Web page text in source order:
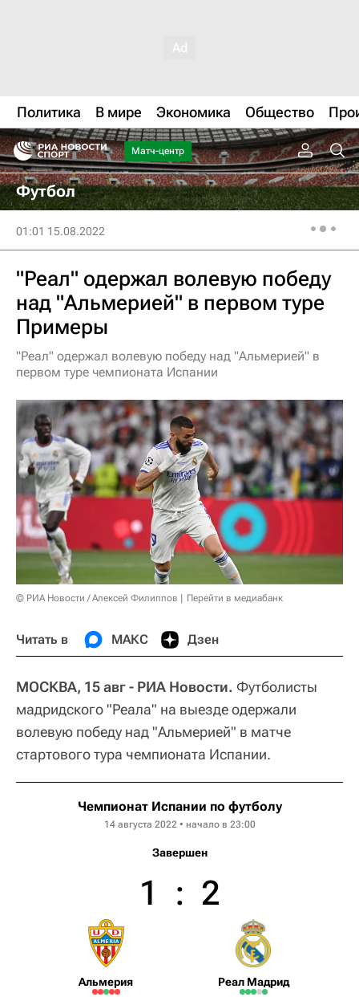
Политика В мире Экономика Общество
Матч-центр
Футбол
01:01 15.08.2022
"Реал" одержал волевую победу
над "Альмерией" в первом туре
Примеры
"Реал" одержал волевую победу над "Альмерией" в
первом туре чемпионата Испании
© РИА Новости / Алексей Филиппов Перейти в медиабанк
Читать в МАКС Дзен
МОСКВА, 15 авг - РИА Новости. Футболисты
мадридского "Реала" на выезде одержали
волевую победу над "Альмерией" в матче
стартового тура чемпионата Испании.
Чемпионат Испании по футболу
14 августа 2022 • начало в 23:00
Завершен
Альмерия
1 : 2
Реал Мадрид